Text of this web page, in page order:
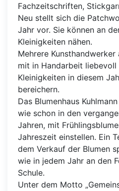
Fachzeitschriften,
Neu stellt sich die
Jahr vor. Sie können an
Kleinigkeiten nähen.
Mehrere
mit in Handarbeit
Kleinigkeiten in diesem
bereichern.
Das Blumenhaus
wie schon in den
Jahren, mit
Jahreszeit einstellen. Ein
dem Verkauf der Blumen
wie in jedem Jahr an den
Schule.
Unter dem Motto